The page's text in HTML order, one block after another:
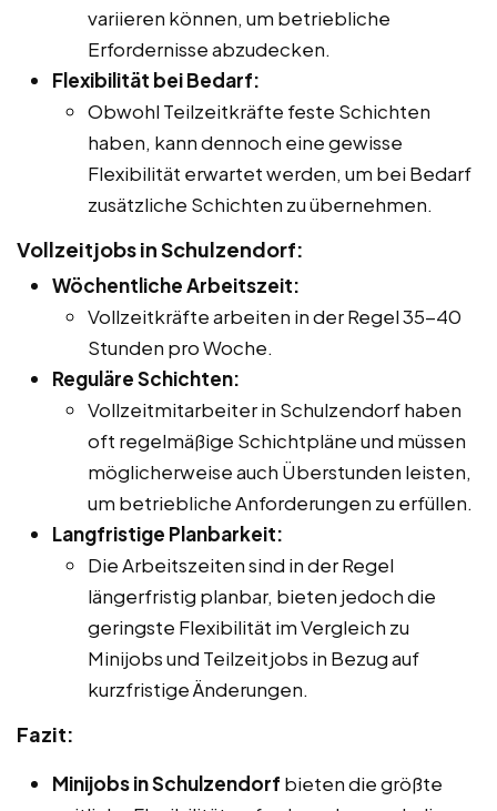
variieren können, um betriebliche
Erfordernisse abzudecken.
Flexibilität bei Bedarf:
Obwohl Teilzeitkräfte feste Schichten
haben, kann dennoch eine gewisse
Flexibilität erwartet werden, um bei Bedarf
zusätzliche Schichten zu übernehmen.
Vollzeitjobs in Schulzendorf:
Wöchentliche Arbeitszeit:
Vollzeitkräfte arbeiten in der Regel 35-40
Stunden pro Woche.
Reguläre Schichten:
Vollzeitmitarbeiter in Schulzendorf haben
oft regelmäßige Schichtpläne und müssen
möglicherweise auch Überstunden leisten,
um betriebliche Anforderungen zu erfüllen.
Langfristige Planbarkeit:
Die Arbeitszeiten sind in der Regel
längerfristig planbar, bieten jedoch die
geringste Flexibilität im Vergleich zu
Minijobs und Teilzeitjobs in Bezug auf
kurzfristige Änderungen.
Fazit:
Minijobs in Schulzendorf bieten die größte